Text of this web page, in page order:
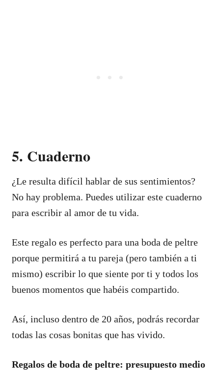
5. Cuaderno
¿Le resulta difícil hablar de sus sentimientos?
No hay problema. Puedes utilizar este cuaderno
para escribir al amor de tu vida.
Este regalo es perfecto para una boda de peltre
porque permitirá a tu pareja (pero también a ti
mismo) escribir lo que siente por ti y todos los
buenos momentos que habéis compartido.
Así, incluso dentro de 20 años, podrás recordar
todas las cosas bonitas que has vivido.
Regalos de boda de peltre: presupuesto medio